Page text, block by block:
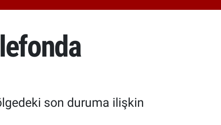
%-0.15
son duruma ilişkin